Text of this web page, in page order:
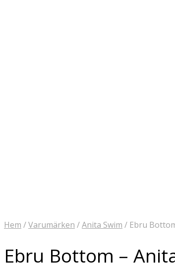
Hem /Varumärken /Anita Swim / Ebru
Ebru Bottom –